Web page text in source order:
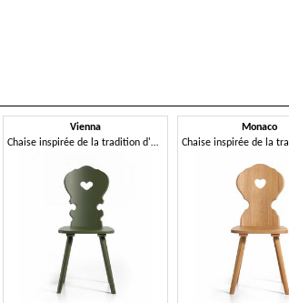
Vienna
Chaise inspirée de la tradition d'Europe centrale
Monaco